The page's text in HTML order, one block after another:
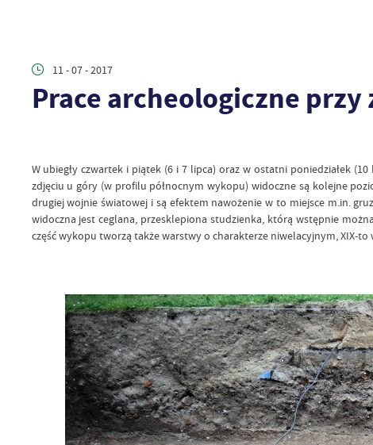
11 - 07 - 2017
Prace archeologiczne przy
W ubiegły czwartek i piątek (6 i 7 lipca) oraz w ostatni poniedziałek
zdjęciu u góry (w profilu północnym wykopu) widoczne są kolejne
drugiej wojnie światowej i są efektem nawożenie w to miejsce m.in.
widoczna jest ceglana, przesklepiona studzienka, którą wstępnie
część wykopu tworzą także warstwy o charakterze niwelacyjnym, XIX-to